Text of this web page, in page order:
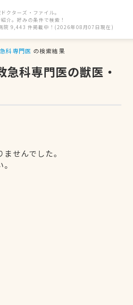
クターズ・ファイル。
介。好みの条件で検索！
院 9,443 件掲載中！(2026年08月07日現在)
科専門医 の検索結果
科専門医の獣医・
せんでした。